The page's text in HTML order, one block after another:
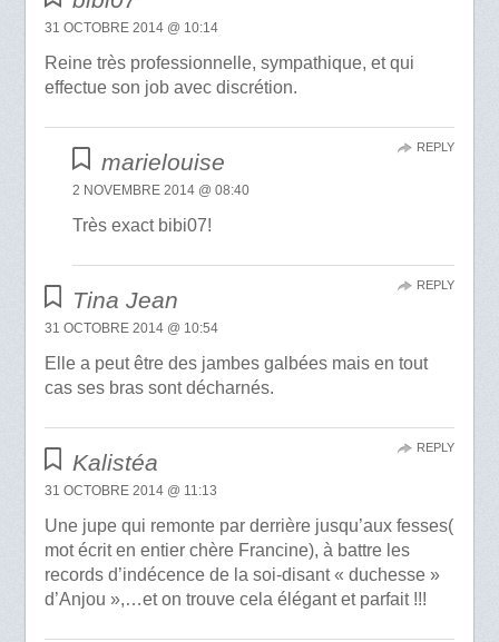
31 OCTOBRE 2014 @ 10:14
Reine très professionnelle, sympathique, et qui
effectue son job avec discrétion.
marielouise
2 NOVEMBRE 2014 @ 08:40
Très exact bibi07!
REPLY
Tina Jean
31 OCTOBRE 2014 @ 10:54
Elle a peut être des jambes galbées mais en tout
cas ses bras sont décharnés.
REPLY
Kalistéa
31 OCTOBRE 2014 @ 11:13
Une jupe qui remonte par derrière jusqu’aux fesses(
mot écrit en entier chère Francine), à battre les
records d’indécence de la soi-disant « duchesse »
d’Anjou »,…et on trouve cela élégant et parfait !!!
REPLY